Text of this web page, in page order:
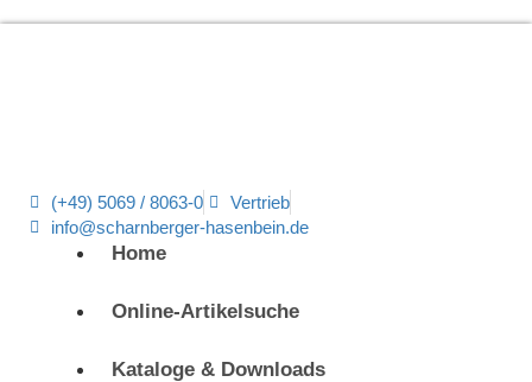
(+49) 5069 / 8063-0
Vertrieb
info@scharnberger-hasenbein.de
Home
Online-Artikelsuche
Kataloge & Downloads